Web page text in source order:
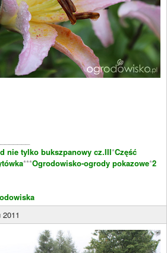
nie tylko bukszpanowy cz.III*Część
***Ogrodowisko-ogrody pokazowe*2